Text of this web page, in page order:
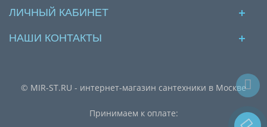
ЛИЧНЫЙ КАБИНЕТ
НАШИ КОНТАКТЫ
© MIR-ST.RU - интернет-магазин сантехники в Москве
Принимаем к оплате: